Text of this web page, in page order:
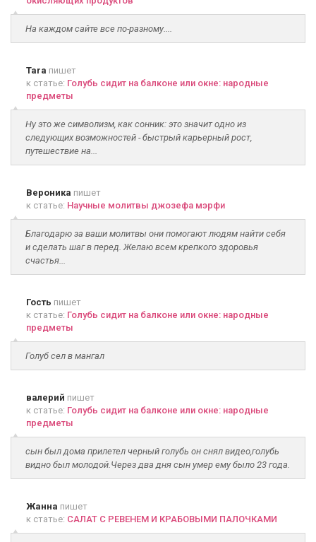
На каждом сайте все по-разному....
Tara пишет
к статье: Голубь сидит на балконе или окне: народные
предметы
Ну это же символизм, как сонник: это значит одно из
следующих возможностей - быстрый карьерный рост,
путешествие на...
Вероника пишет
к статье: Научные молитвы джозефа мэрфи
Благодарю за ваши молитвы они помогают людям найти себя
и сделать шаг в перед. Желаю всем крепкого здоровья
счастья...
Гость пишет
к статье: Голубь сидит на балконе или окне: народные
предметы
Голуб сел в мангал
валерий пишет
к статье: Голубь сидит на балконе или окне: народные
предметы
сын был дома прилетел черный голубь он снял видео,голубь
видно был молодой.Через два дня сын умер ему было 23 года.
Жанна пишет
к статье: САЛАТ С РЕВЕНЕМ И КРАБОВЫМИ ПАЛОЧКАМИ